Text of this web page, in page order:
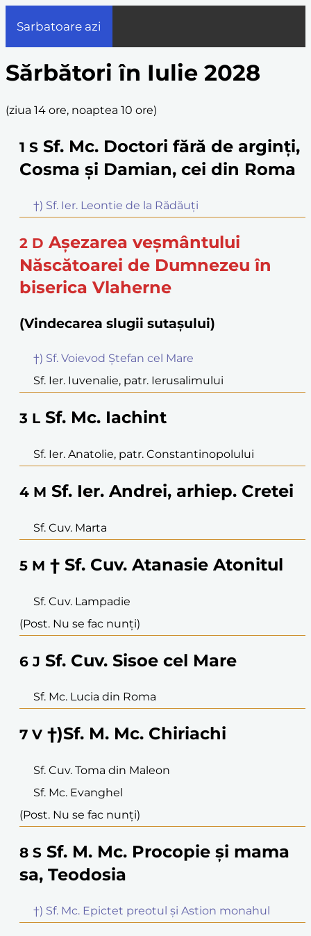
Sarbatoare azi
Sărbători în Iulie 2028
(ziua 14 ore, noaptea 10 ore)
1 S Sf. Mc. Doctori fără de arginți,
Cosma și Damian, cei din Roma
†) Sf. Ier. Leontie de la Rădăuți
2 D Așezarea veșmântului
Născătoarei de Dumnezeu în
biserica Vlaherne
(Vindecarea slugii sutașului)
†) Sf. Voievod Ștefan cel Mare
Sf. Ier. Iuvenalie, patr. Ierusalimului
3 L Sf. Mc. Iachint
Sf. Ier. Anatolie, patr. Constantinopolului
4 M Sf. Ier. Andrei, arhiep. Cretei
Sf. Cuv. Marta
5 M † Sf. Cuv. Atanasie Atonitul
Sf. Cuv. Lampadie
(Post. Nu se fac nunți)
6 J Sf. Cuv. Sisoe cel Mare
Sf. Mc. Lucia din Roma
7 V †)Sf. M. Mc. Chiriachi
Sf. Cuv. Toma din Maleon
Sf. Mc. Evanghel
(Post. Nu se fac nunți)
8 S Sf. M. Mc. Procopie și mama
sa, Teodosia
†) Sf. Mc. Epictet preotul și Astion monahul